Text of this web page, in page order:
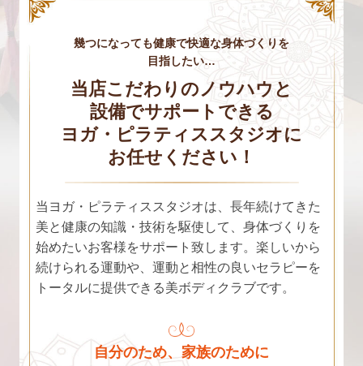
幾つになっても健康で快適な身体づくりを
目指したい…
当店こだわりのノウハウと
設備でサポートできる
ヨガ・ピラティススタジオに
お任せください！
当ヨガ・ピラティススタジオは、長年続けてきた
美と健康の知識・技術を駆使して、身体づくりを
始めたいお客様をサポート致します。楽しいから
続けられる運動や、運動と相性の良いセラピーを
トータルに提供できる美ボディクラブです。
自分のため、家族のために